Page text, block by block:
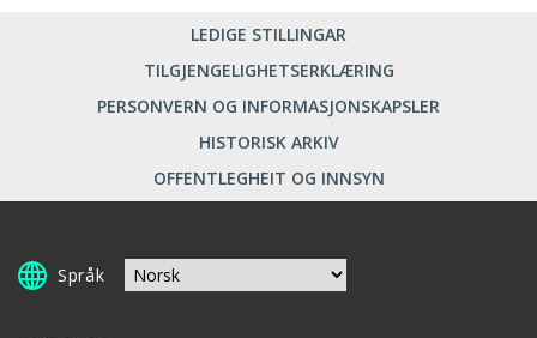
LEDIGE STILLINGAR
TILGJENGELIGHETSERKLÆRING
PERSONVERN OG INFORMASJONSKAPSLER
HISTORISK ARKIV
OFFENTLEGHEIT OG INNSYN
Språk